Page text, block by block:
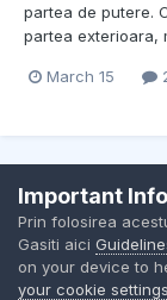
partea de putere.
partea exterioara,
March 15
Important
Prin folosirea
Gasiti aici
on your device to
your cookie settings